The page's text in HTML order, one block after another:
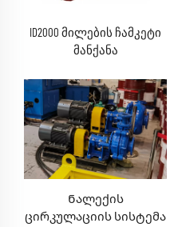
ID2000 მილების ჩამკეტი
მანქანა
Ნალექის
ცირკულაციის სისტემა